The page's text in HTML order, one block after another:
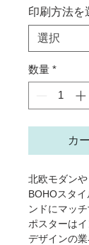
印刷方法を
数量 *
カ
北欧モダンや
BOHOスタ
ンドにマッ
ポスターは
デザインの